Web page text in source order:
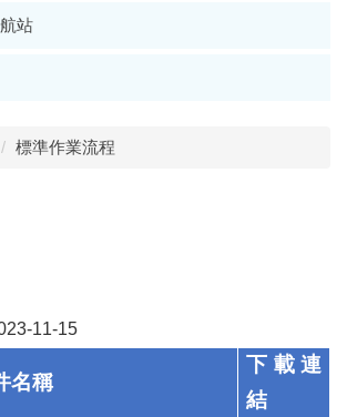
站
標準作業流程
11-15
名稱
下載連
結